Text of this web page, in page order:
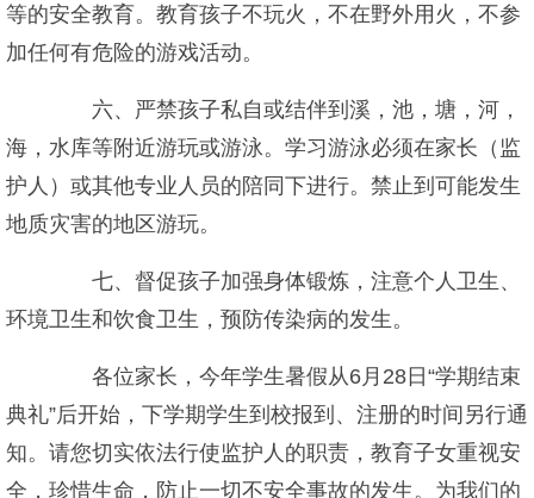
等的安全教育。教育孩子不玩火，不在野外用火，不参
加任何有危险的游戏活动。
六、严禁孩子私自或结伴到溪，池，塘，河，
海，水库等附近游玩或游泳。学习游泳必须在家长（监
护人）或其他专业人员的陪同下进行。禁止到可能发生
地质灾害的地区游玩。
七、督促孩子加强身体锻炼，注意个人卫生、
环境卫生和饮食卫生，预防传染病的发生。
各位家长，今年学生暑假从6月28日“学期结束
典礼”后开始，下学期学生到校报到、注册的时间另行通
知。请您切实依法行使监护人的职责，教育子女重视安
全，珍惜生命，防止一切不安全事故的发生。为我们的